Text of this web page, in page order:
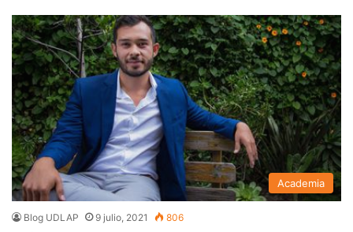
Academia
Blog UDLAP 9 julio, 2021 806